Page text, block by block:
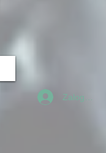
Zaloguj się